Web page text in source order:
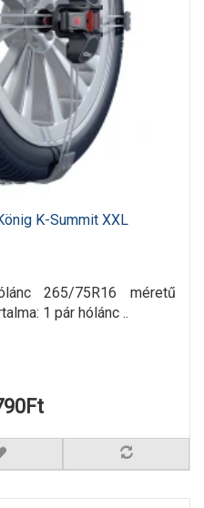
K-Summit XXL
265/75R16 méretű
1 pár hólánc ..